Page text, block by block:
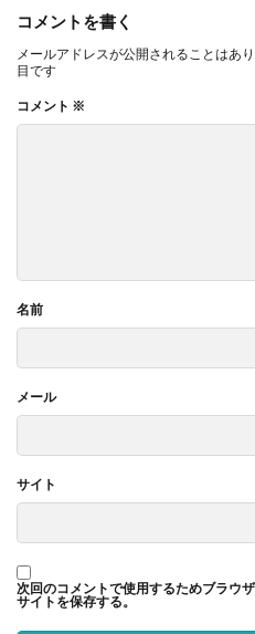
コメントを書く
メールアドレスが公開されることはあり
目です
コメント ※
名前
メール
サイト
次回のコメントで使用するためブラウ
サイトを保存する。